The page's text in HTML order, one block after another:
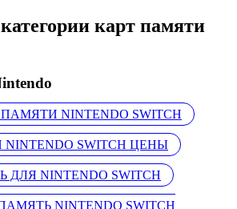
карт памяти
NINTENDO SWITCH
SWITCH ЦЕНЫ
NINTENDO SWITCH
NINTENDO SWITCH